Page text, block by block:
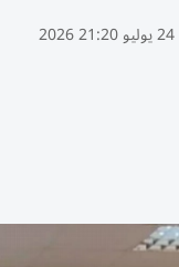
24 يوليو 21:20 2026